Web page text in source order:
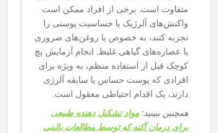
متفاوت است. برخی از افراد ممکن است
واکنش‌های آلرژیک یا حساسیت پوستی را
تجربه کنند، به خصوص با روغن‌های ضروری
یا عصاره‌های گیاهی غلیظ. انجام آزمایش پچ
کوچک قبل از استفاده منظم، به ویژه برای
افرادی که پوست حساس یا سابقه آلرژی
دارند، یک اقدام احتیاطی معقول است.
همچنین ببینید:مواد تشکیل دهنده طبیعی
برای درمان آکنه که توسط مطالعات بالینی